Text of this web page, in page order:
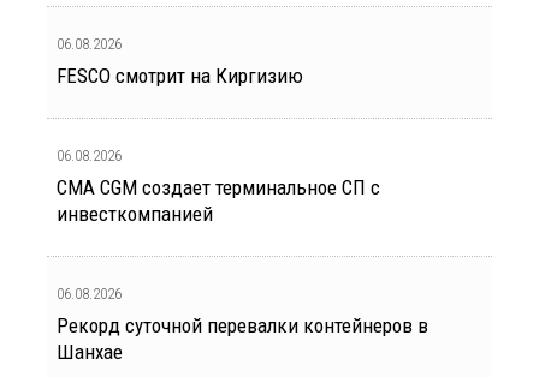
06.08.2026
FESCO смотрит на Киргизию
06.08.2026
CMA CGM создает терминальное СП с
инвесткомпанией
06.08.2026
Рекорд суточной перевалки контейнеров в
Шанхае